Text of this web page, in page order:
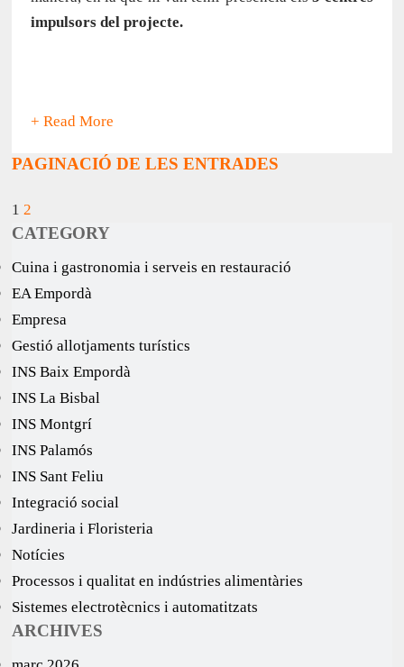
impulsors del projecte.
+ Read More
PAGINACIÓ DE LES ENTRADES
1 2
CATEGORY
Cuina i gastronomia i serveis en restauració
EA Empordà
Empresa
Gestió allotjaments turístics
INS Baix Empordà
INS La Bisbal
INS Montgrí
INS Palamós
INS Sant Feliu
Integració social
Jardineria i Floristeria
Notícies
Processos i qualitat en indústries alimentàries
Sistemes electrotècnics i automatitzats
ARCHIVES